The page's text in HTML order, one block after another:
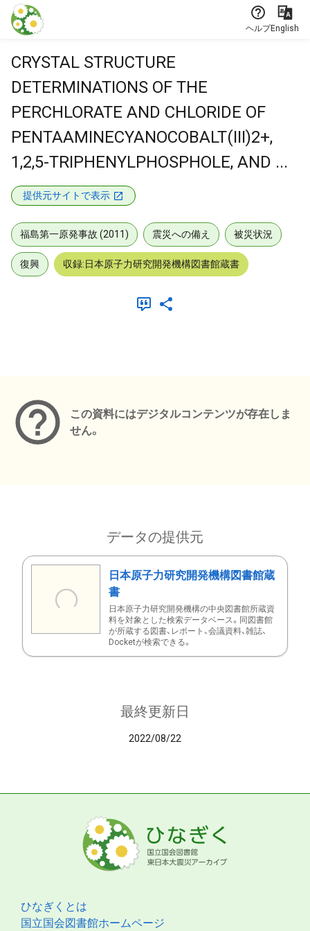
本文に飛ぶ
ヘルプEnglish
CRYSTAL STRUCTURE
DETERMINATIONS OF THE
PERCHLORATE AND CHLORIDE OF
PENTAAMINECYANOCOBALT(III)2+,
1,2,5-TRIPHENYLPHOSPHOLE, AND ...
提供元サイトで表示
福島第一原発事故 (2011) 震災への備え 被災状況
復興 収録:日本原子力研究開発機構図書館蔵書
この資料にはデジタルコンテンツが存在しま
せん。
データの提供元
日本原子力研究開発機構図書館蔵
書
日本原子力研究開発機構の中央図書館所蔵資
料を対象とした検索データベース。同図書館
が所蔵する図書、レポート、会議資料、雑誌、
Docketが検索できる。
最終更新日
2022/08/22
ひなぎくとは
国立国会図書館ホームページ